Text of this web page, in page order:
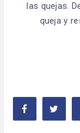
las quejas.
queja y